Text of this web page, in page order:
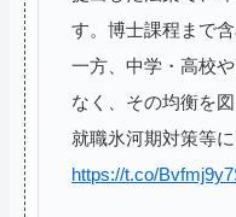
す。博士課程まで
一方、中学・高校
なく、その均衡を
就職氷河期対策等
https://t.co/